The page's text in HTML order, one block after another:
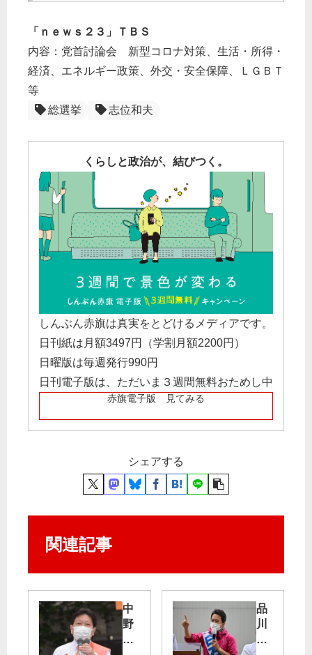
「ｎｅｗｓ２３」ＴＢＳ
内容：党首討論会 新型コロナ対策、生活・所得・
経済、エネルギー政策、外交・安全保障、ＬＧＢＴ
等
総選挙
志位和夫
くらしと政治が、結びつく。
しんぶん赤旗は真実をとどけるメディアです。
日刊紙は月額3497円（学割月額2200円）
日曜版は毎週発行990円
日刊電子版は、ただいま３週間無料おためし中
赤旗電子版 見てみる
シェアする
関連記事
中
野
区
品
川
区